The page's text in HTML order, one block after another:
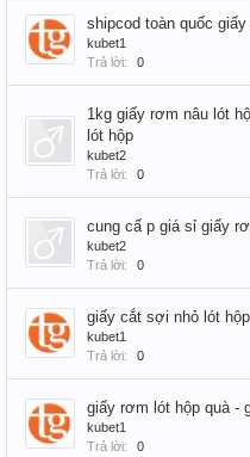
shipcod toàn quốc
kubet1
Trả lời:
0
1kg giấy rơm nâu lót
lót hộp
kubet2
Trả lời:
0
cung cấ p giá sỉ giấy
kubet2
Trả lời:
0
giấy cắt sợi nhỏ lót
kubet1
Trả lời:
0
giấy rơm lót hộp quà -
kubet1
Trả lời:
0